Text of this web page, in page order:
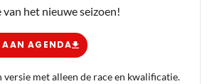
van het nieuwe seizoen!
AAN AGENDA
versie met alleen de race en kwalificatie.